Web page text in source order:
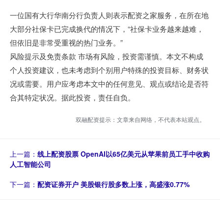
一位国有大行华南分行负责人则表示配资之家服务，在所在地
大部分社保卡已完成换代的情况下，“社保卡业务越来越难，
但依旧是非常受重视的热门业务。”
风险提示及免责条款 市场有风险，投资需谨慎。本文不构成
个人投资建议，也未考虑到个别用户特殊的投资目标、财务状
况或需要。用户应考虑本文中的任何意见、观点或结论是否符
合其特定状况。据此投资，责任自负。
双融配资提示：文章来自网络，不代表本站观点。
上一篇： 线上配资股票 OpenAI以65亿美元从苹果前员工手中收购
人工智能公司
下一篇： 配资证券开户 美股银行股多数上涨，高盛涨0.77%